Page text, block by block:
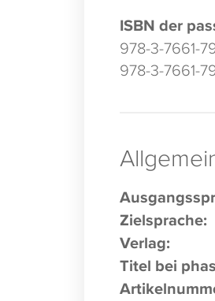
ISBN der
978-3-7661-
978-3-7661-
Zielsprache:
Verlag:
Titel bei